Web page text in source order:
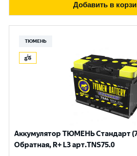
Добавить в
ТЮМЕНЬ
Аккумулятор ТЮМЕНЬ Стандарт
Обратная, R+ L3 арт.TNS75.0